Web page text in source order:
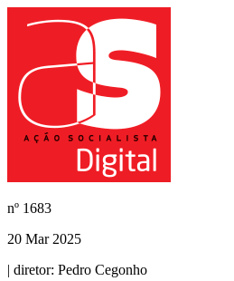
nº 1683
20 Mar 2025
| diretor: Pedro Cegonho